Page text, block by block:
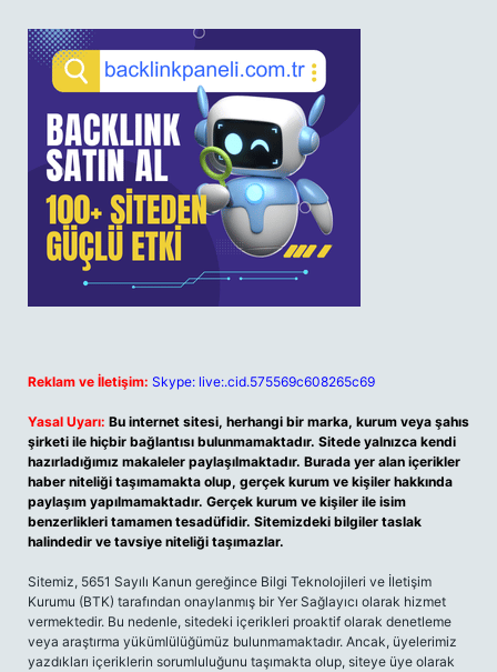
Reklam ve İletişim: Skype: live:.cid.575569c608265c69
Yasal Uyarı: Bu internet sitesi, herhangi bir marka, kurum veya şahıs
şirketi ile hiçbir bağlantısı bulunmamaktadır. Sitede yalnızca kendi
hazırladığımız makaleler paylaşılmaktadır. Burada yer alan içerikler
haber niteliği taşımamakta olup, gerçek kurum ve kişiler hakkında
paylaşım yapılmamaktadır. Gerçek kurum ve kişiler ile isim
benzerlikleri tamamen tesadüfidir. Sitemizdeki bilgiler taslak
halindedir ve tavsiye niteliği taşımazlar.
Sitemiz, 5651 Sayılı Kanun gereğince Bilgi Teknolojileri ve İletişim
Kurumu (BTK) tarafından onaylanmış bir Yer Sağlayıcı olarak hizmet
vermektedir. Bu nedenle, sitedeki içerikleri proaktif olarak denetleme
veya araştırma yükümlülüğümüz bulunmamaktadır. Ancak, üyelerimiz
yazdıkları içeriklerin sorumluluğunu taşımakta olup, siteye üye olarak